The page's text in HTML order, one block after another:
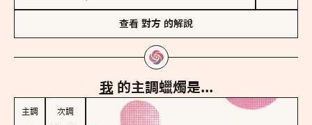
查看 對方 的解說
我 的主調蠟燭是...
主調 次調